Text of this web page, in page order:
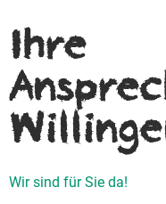
Ihre
Wir sind für Sie da!